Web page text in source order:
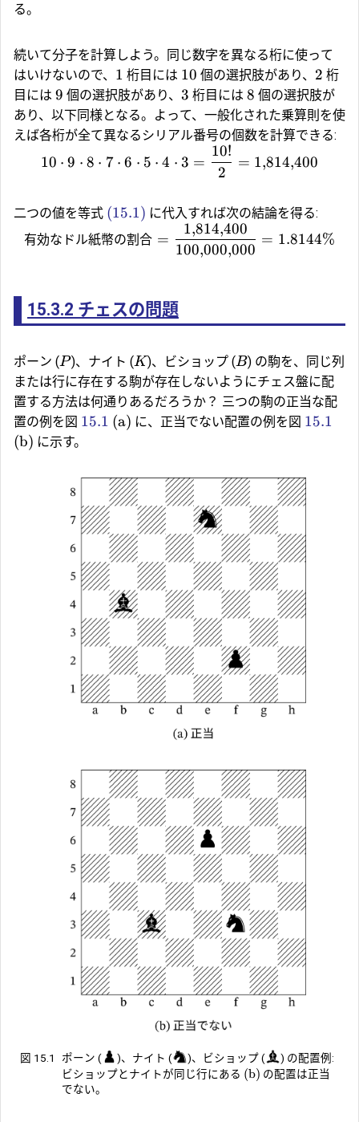
る。
続いて分子を計算しよう。同じ数字を異なる桁に使って
はいけないので、 1 桁目には 10 個の選択肢があり、 2 桁
目には 9 個の選択肢があり、 3 桁目には 8 個の選択肢が
あり、以下同様となる。よって、一般化された乗算則を使
えば各桁が全て異なるシリアル番号の個数を計算できる:
10 ⋅ 9 ⋅ 8 ⋅ 7 ⋅ 6 ⋅ 5 ⋅ 4 ⋅ 3 =
2
10!
= 1,814,400
二つの値を等式 (15.1) に代入すれば次の結論を得る:
有効なドル紙幣の割合 =
100,000,000
1,814,400
= 1.8144%
15.3.2 チェスの問題
ポーン (P)、ナイト (K)、ビショップ (B) の駒を、同じ列
または行に存在する駒が存在しないようにチェス盤に配
置する方法は何通りあるだろうか？ 三つの駒の正当な配
置の例を図 15.1 (a) に、正当でない配置の例を図 15.1
(b) に示す。
図 15.1 ポーン ( )、ナイト ( )、ビショップ (
) の配置例:
ビショップとナイトが同じ行にある (b) の配置は正当
でない。